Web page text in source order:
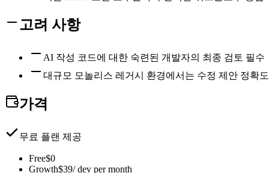
고려 사항
AI 작성 코드에 대한 숙련된 개발자의 최종 검토 필수
대규모 모놀리스 레거시 환경에서는 수정 제안 정확
가격
무료 플랜 제공
Free$0
Growth$39/ dev per month